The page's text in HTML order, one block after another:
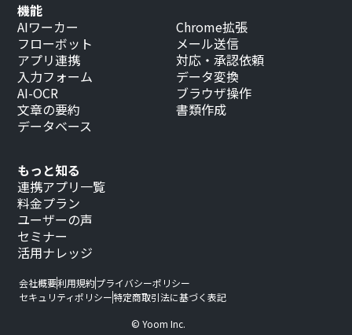
もっと知る
連携アプリ一覧
料金プラン
ユーザーの声
セミナー
活用ナレッジ
機能
AIワーカー
フローボット
アプリ連携
入力フォーム
AI-OCR
文章の要約
データベース
Chrome拡張
メール送信
対応・承認依頼
データ変換
ブラウザ操作
書類作成
会社概要利用規約プライバシーポリシー
セキュリティポリシー特定商取引法に基づく表記
© Yoom Inc.